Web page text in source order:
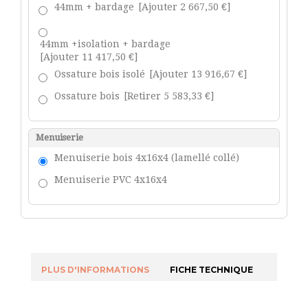
44mm + bardage
[Ajouter 2 667,50 €]
44mm +isolation + bardage
[Ajouter 11 417,50 €]
Ossature bois isolé
[Ajouter 13 916,67 €]
Ossature bois
[Retirer 5 583,33 €]
Menuiserie
Menuiserie bois 4x16x4 (lamellé collé)
Menuiserie PVC 4x16x4
PLUS D'INFORMATIONS FICHE TECHNIQUE